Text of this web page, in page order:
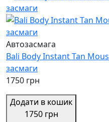
Автозасмага
Bali Body Instant Tan
засмаги
1750 грн
Додати в кошик
1750 грн